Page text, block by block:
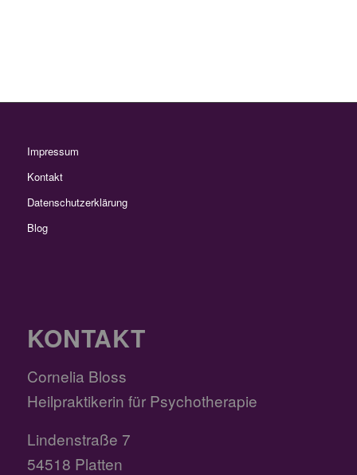
Impressum
Kontakt
Datenschutzerklärung
Blog
KONTAKT
Cornelia Bloss
Heilpraktikerin für Psychotherapie
Lindenstraße 7
54518 Platten